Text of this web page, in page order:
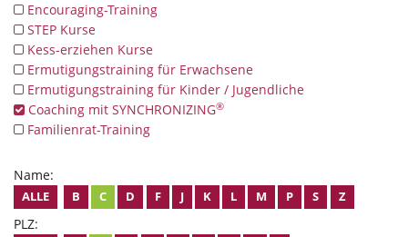
Encouraging-Training
STEP Kurse
Kess-erziehen Kurse
Ermutigungstraining für Erwachsene
Ermutigungstraining für Kinder / Jugendliche
Coaching mit SYNCHRONIZING®
Familienrat-Training
Name:
ALLE B C D F J K L M P S Z
PLZ: